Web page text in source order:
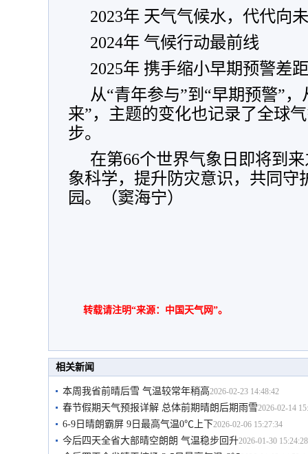
2023年 天气气候水，代代向
2024年 气候行动最前线
2025年 携手缩小早期预警差距
从“青年参与”到“早期预警”
来”，主题的变化也记录了全球
步。
在第66个世界气象日即将到
象科学，提升防灾意识，共同守
园。（窦海宁）
转载请注明“来源：中国天气网”。
相关新闻
本周我省前晴后雪 气温较常年稍高2026-02-23 14:48:42
春节假期天气预报详解 总体前期晴朗后期雨雪2026-02-14
6-9日晴朗霸屏 9日最高气温0℃上下2026-02-06 15:27:34
今后四天全省大部晴空朗朗 气温稳步回升2026-01-30 15:24:28